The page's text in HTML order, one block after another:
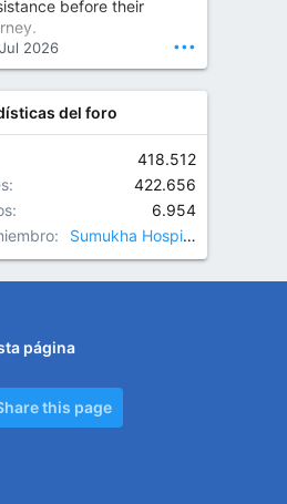
Surgeon in Kondapur | Best Orthopedic Doctor in Kondapur | Dr. M. Ranganath Reddy
Dr. M. Ranganath
the best...
before their
2026 •••
del foro
418.512
422.656
6.954
Sumukha Hospitals
página
this page